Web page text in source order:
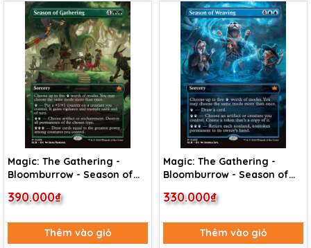
Magic: The Gathering -
Bloomburrow - Season of
390.000₫
Thêm vào giỏ
Magic: The Gathering -
Bloomburrow - Season of
330.000₫
Thêm vào giỏ